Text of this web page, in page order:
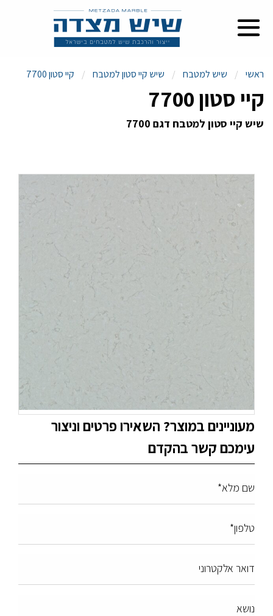
ראשי שיש למטבח שיש קיי סטון למטבח קיי סטון 7700
קיי סטון 7700
שיש קיי סטון למטבח דגם 7700
מעוניינים במוצר? השאירו פרטים וניצור
עימכם קשר בהקדם
שם מלא*
טלפון*
דואר אלקטרוני
נושא